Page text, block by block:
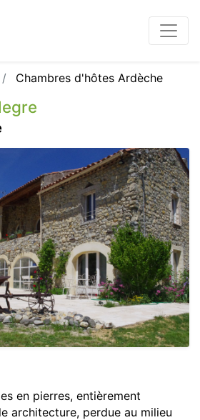
Chambres d'hôtes Ardèche
en pierres, entièrement
architecture, perdue au milieu